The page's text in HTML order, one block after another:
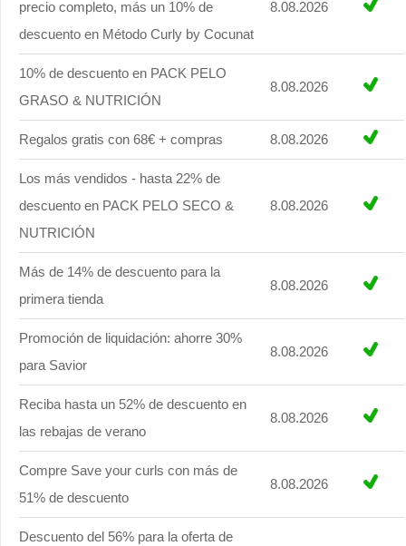
precio completo, más un 10% de
descuento en Método Curly by Cocunat
8.08.2026
10% de descuento en PACK PELO
GRASO & NUTRICIÓN
8.08.2026
Regalos gratis con 68€ + compras 8.08.2026
Los más vendidos - hasta 22% de
descuento en PACK PELO SECO &
NUTRICIÓN
8.08.2026
Más de 14% de descuento para la
primera tienda
8.08.2026
Promoción de liquidación: ahorre 30%
para Savior
8.08.2026
Reciba hasta un 52% de descuento en
las rebajas de verano
8.08.2026
Compre Save your curls con más de
51% de descuento
8.08.2026
Descuento del 56% para la oferta de